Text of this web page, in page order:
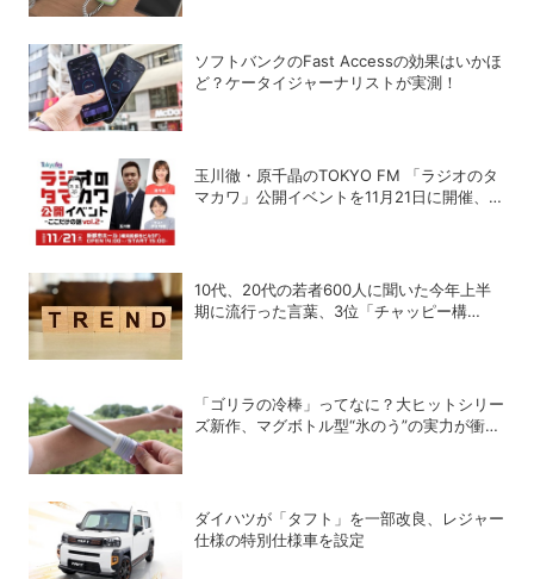
ソフトバンクのFast Accessの効果はいかほ
ど？ケータイジャーナリストが実測！
玉川徹・原千晶のTOKYO FM 「ラジオのタ
マカワ」公開イベントを11月21日に開催、ゲ
10代、20代の若者600人に聞いた今年上半
期に流行った言葉、3位「チャッピー構
「ゴリラの冷棒」ってなに？大ヒットシリー
ズ新作、マグボトル型“氷のう”の実力が衝撃
ダイハツが「タフト」を一部改良、レジャー
仕様の特別仕様車を設定